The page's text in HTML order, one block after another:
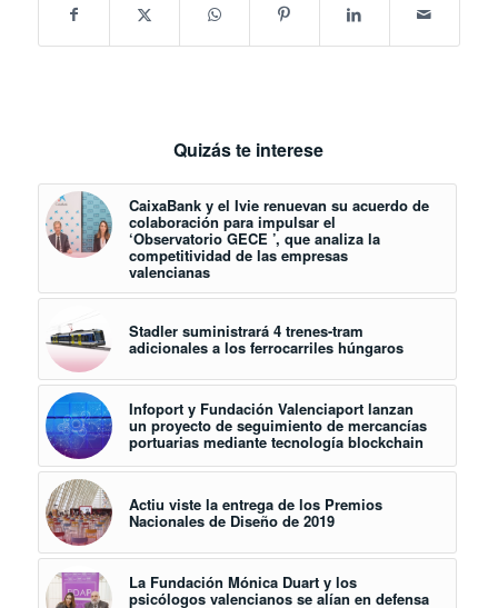
Quizás te interese
CaixaBank y el Ivie renuevan su acuerdo de
colaboración para impulsar el
‘Observatorio GECE ’, que analiza la
competitividad de las empresas
valencianas
Stadler suministrará 4 trenes-tram
adicionales a los ferrocarriles húngaros
Infoport y Fundación Valenciaport lanzan
un proyecto de seguimiento de mercancías
portuarias mediante tecnología blockchain
Actiu viste la entrega de los Premios
Nacionales de Diseño de 2019
La Fundación Mónica Duart y los
psicólogos valencianos se alían en defensa